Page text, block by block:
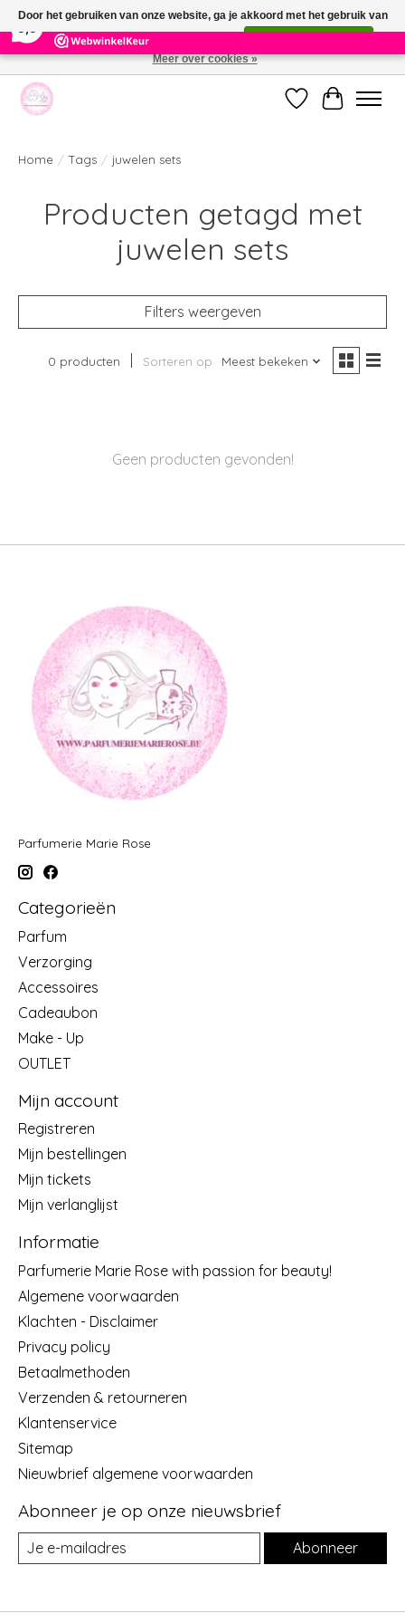
391 Reviews ×
Welkom bij de nieuwe webshop van Parfumerie Marie Rose
Verlanglijst
Home / Tags / juwelen sets
Producten getagd met
juwelen sets
Filters weergeven
0 producten Sorteren op Meest bekeken
Geen producten gevonden!
Parfumerie Marie Rose
Categorieën
Parfum
Verzorging
Accessoires
Cadeaubon
Make - Up
OUTLET
Mijn account
Registreren
Mijn bestellingen
Mijn tickets
Mijn verlanglijst
Informatie
Parfumerie Marie Rose with passion for beauty!
Algemene voorwaarden
Klachten - Disclaimer
Privacy policy
Betaalmethoden
Verzenden & retourneren
Klantenservice
Sitemap
Nieuwbrief algemene voorwaarden
Abonneer je op onze nieuwsbrief
Abonneer
Door het gebruiken van onze website, ga je akkoord met het gebruik van
cookies om onze website te verbeteren.
Meer over cookies »